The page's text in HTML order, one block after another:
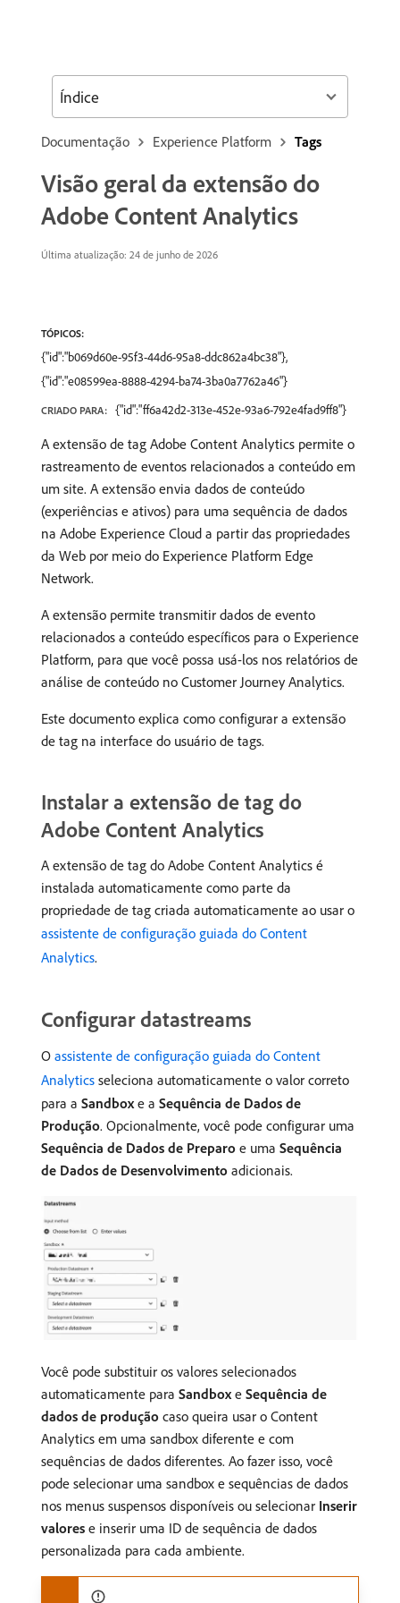
Documentação Experience Platform Tags
Visão geral da extensão do
Adobe Content Analytics
Última atualização: 24 de junho de 2026
TÓPICOS:
{"id":"b069d60e-95f3-44d6-95a8-ddc862a4bc38"},
{"id":"e08599ea-8888-4294-ba74-3ba0a7762a46"}
CRIADO PARA: {"id":"ff6a42d2-313e-452e-93a6-792e4fad9ff8"}
A extensão de tag Adobe Content Analytics permite o
rastreamento de eventos relacionados a conteúdo em
um site. A extensão envia dados de conteúdo
(experiências e ativos) para uma sequência de dados
na Adobe Experience Cloud a partir das propriedades
da Web por meio do Experience Platform Edge
Network.
A extensão permite transmitir dados de evento
relacionados a conteúdo específicos para o Experience
Platform, para que você possa usá-los nos relatórios de
análise de conteúdo no Customer Journey Analytics.
Este documento explica como configurar a extensão
de tag na interface do usuário de tags.
Instalar a extensão de tag do
Adobe Content Analytics
A extensão de tag do Adobe Content Analytics é
instalada automaticamente como parte da
propriedade de tag criada automaticamente ao usar o
assistente de configuração guiada do Content
Analytics.
Configurar datastreams
O assistente de configuração guiada do Content
Analytics seleciona automaticamente o valor correto
para a Sandboxe a Sequência de Dados de
Produção. Opcionalmente, você pode configurar uma
Sequência de Dados de Preparo e uma Sequência
de Dados de Desenvolvimento adicionais.
Você pode substituir os valores selecionados
automaticamente para Sandboxe Sequência de
dados de produção caso queira usar o Content
Analytics em uma sandbox diferente e com
sequências de dados diferentes. Ao fazer isso, você
pode selecionar uma sandbox e sequências de dados
nos menus suspensos disponíveis ou selecionar Inserir
valores e inserir uma ID de sequência de dados
personalizada para cada ambiente.
Índice